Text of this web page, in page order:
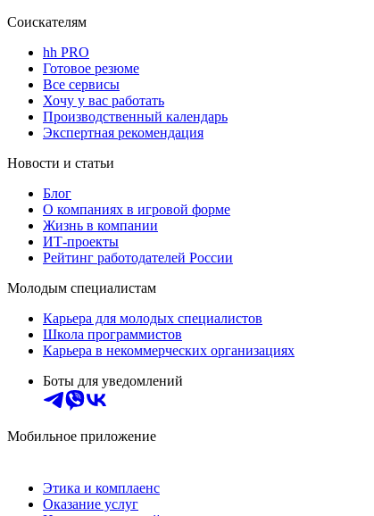
Соискателям
hh PRO
Готовое резюме
Все сервисы
Хочу у вас работать
Производственный календарь
Экспертная рекомендация
Новости и статьи
Блог
О компаниях в игровой форме
Жизнь в компании
ИТ-проекты
Рейтинг работодателей России
Молодым специалистам
Карьера для молодых специалистов
Школа программистов
Карьера в некоммерческих организациях
Боты для уведомлений
Мобильное приложение
Этика и комплаенс
Оказание услуг